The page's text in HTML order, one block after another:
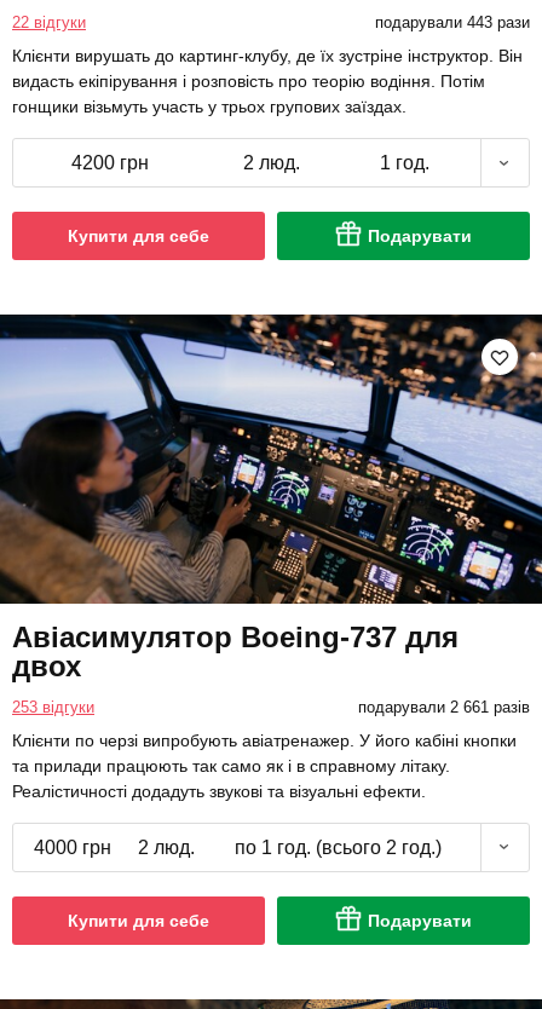
22 відгуки подарували 443 рази
Клієнти вирушать до картинг-клубу, де їх зустріне інструктор. Він
видасть екіпірування і розповість про теорію водіння. Потім
гонщики візьмуть участь у трьох групових заїздах.
4200 грн 2 люд. 1 год.
Купити для себе Подарувати
Авіасимулятор Boeing-737 для
двох
253 відгуки подарували 2 661 разів
Клієнти по черзі випробують авіатренажер. У його кабіні кнопки
та прилади працюють так само як і в справному літаку.
Реалістичності додадуть звукові та візуальні ефекти.
4000 грн 2 люд. по 1 год. (всього 2 год.)
Купити для себе Подарувати